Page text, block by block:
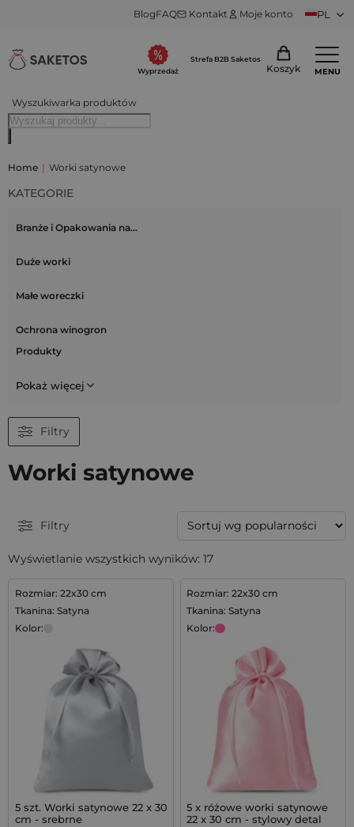
BlogFAQ Kontakt Moje konto PL
Wyszukiwarka produktów
Wyprzedaż
Strefa B2B Saketos
Koszyk MENU
Home | Worki satynowe
KATEGORIE
Branże i Opakowania na…
Duże worki
Małe woreczki
Ochrona winogron
Produkty
Pokaż więcej
Filtry
Worki satynowe
Filtry
Wyświetlanie wszystkich wyników: 17
Rozmiar: 22x30 cm
Tkanina: Satyna
Kolor:
5 szt. Worki satynowe 22 x 30
cm - srebrne
Rozmiar: 22x30 cm
Tkanina: Satyna
Kolor:
5 x różowe worki satynowe
22 x 30 cm - stylowy detal